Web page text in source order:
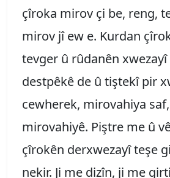
çîroka mirov çi be, reng,
mirov jî ew e. Kurdan
tevger û rûdanên
destpêkê de û tiştekî pir
cewherek, mirovahiya
mirovahiyê. Piştre me û
çîrokên derxwezayî teşe
nekir. Ji me dizîn, ji me